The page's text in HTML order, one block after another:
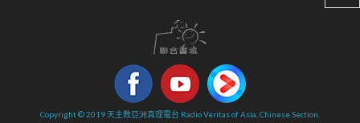
Copyright © 2019 天主教亞洲真理電台 Radio Veritas of Asia, Chinese Section.